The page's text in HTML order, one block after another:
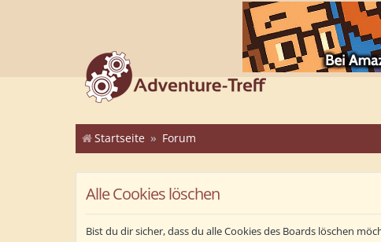
Startseite Forum
Alle Cookies löschen
Bist du dir sicher, dass du alle Cookies des Boards löschen